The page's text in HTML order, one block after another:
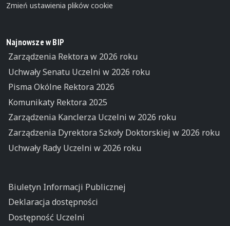
Zmień ustawienia plików cookie
Najnowsze w BIP
Zarządzenia Rektora w 2026 roku
Uchwały Senatu Uczelni w 2026 roku
Pisma Okólne Rektora 2026
Komunikaty Rektora 2025
Zarządzenia Kanclerza Uczelni w 2026 roku
Zarządzenia Dyrektora Szkoły Doktorskiej w 2026 roku
Uchwały Rady Uczelni w 2026 roku
Biuletyn Informacji Publicznej
Deklaracja dostępności
Dostępność Uczelni